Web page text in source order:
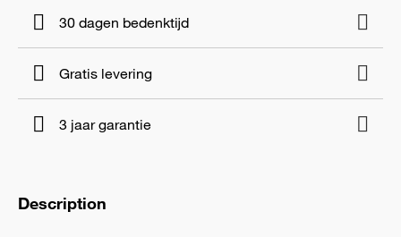
30 dagen bedenktijd
Gratis levering
3 jaar garantie
Description